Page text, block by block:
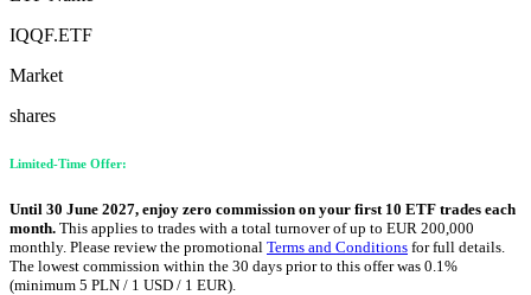
IQQF.ETF
Market
shares
Limited-Time Offer:
Until 30 June 2027, enjoy zero commission on your first 10 ETF trades each
month. This applies to trades with a total turnover of up to EUR 200,000
monthly. Please review the promotional Terms and Conditions for full details.
The lowest commission within the 30 days prior to this offer was 0.1%
(minimum 5 PLN / 1 USD / 1 EUR).